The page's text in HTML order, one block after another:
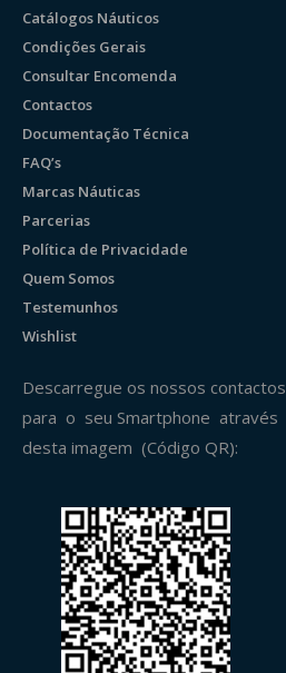
Catálogos Náuticos
Condições Gerais
Consultar Encomenda
Contactos
Documentação Técnica
FAQ’s
Marcas Náuticas
Parcerias
Política de Privacidade
Quem Somos
Testemunhos
Wishlist
Descarregue os nossos contactos
para o seu Smartphone através
desta imagem (Código QR):